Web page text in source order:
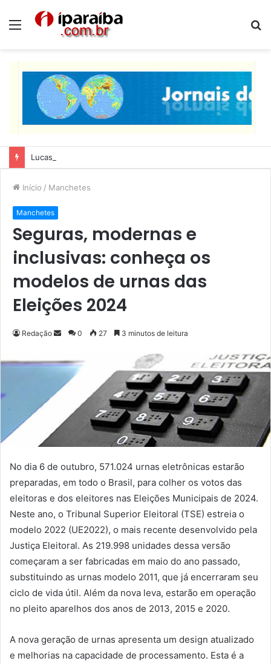
Menu
Início / Manchetes
Manchetes
Seguras, modernas e
inclusivas: conheça os
modelos de urnas das
Eleições 2024
Redação
n
e
m
-
m
i
0 27 3 minutos de leitura
No dia 6 de outubro, 571.024 urnas eletrônicas estarão
preparadas, em todo o Brasil, para colher os votos das
eleitoras e dos eleitores nas Eleições Municipais de 2024.
Neste ano, o Tribunal Superior Eleitoral (TSE) estreia o
modelo 2022 (UE2022), o mais recente desenvolvido pela
Justiça Eleitoral. As 219.998 unidades dessa versão
começaram a ser fabricadas em maio do ano passado,
substituindo as urnas modelo 2011, que já encerraram seu
ciclo de vida útil. Além da nova leva, estarão em operação
no pleito aparelhos dos anos de 2013, 2015 e 2020.
A nova geração de urnas apresenta um design atualizado
e melhorias na capacidade de processamento. Esta é a